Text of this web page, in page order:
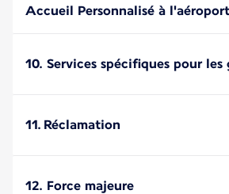
Accueil Personnalisé à l'aéroport
10. Services spécifiques pour les
11. Réclamation
12. Force majeure